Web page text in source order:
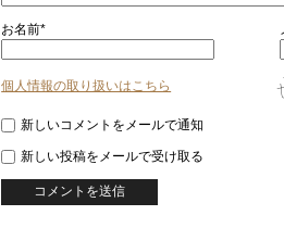
お名前*
個人情報の取り扱いはこちら
新しいコメントをメールで通知
新しい投稿をメールで受け取る